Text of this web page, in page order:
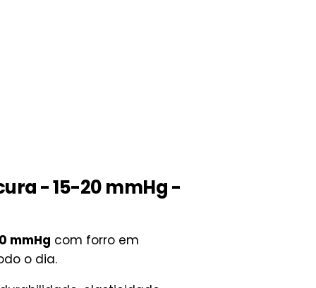
- 15-20 mmHg -
mmHg com forro em
o dia.